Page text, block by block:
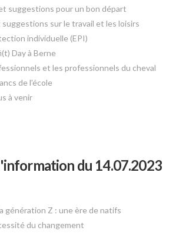
suggestions pour un bon départ
sur le travail et les loisirs
individuelle (EPI)
Day à Berne
et les professionnels du cheval
de l'école
à venir
du 14.07.2023
génération Z : une ère de natifs
du changement